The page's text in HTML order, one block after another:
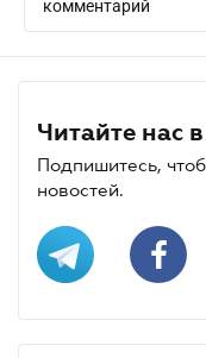
комментарий
Читайте нас
Подпишитесь,
новостей.